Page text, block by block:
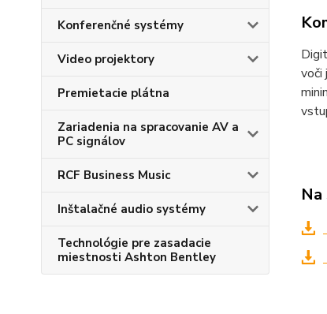
Konferenčné systémy
Video projektory
Premietacie plátna
Zariadenia na spracovanie AV a
PC signálov
RCF Business Music
Inštalačné audio systémy
Technológie pre zasadacie
miestnosti Ashton Bentley
voči